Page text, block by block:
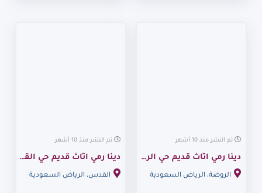
تم النشر منذ 10 أشهر
دينا رمي اثاث قديم حي الروضة 0530099403
الروضة، الرياض السعودية
تم النشر منذ 10 أشهر
دينا رمي اثاث قديم حي القدس 0530099403
القدس، الرياض السعودية